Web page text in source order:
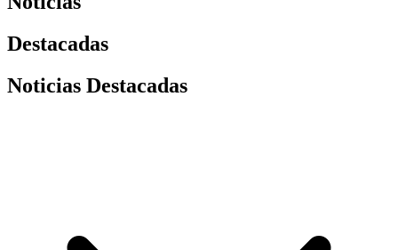
Destacadas
Noticias Destacadas